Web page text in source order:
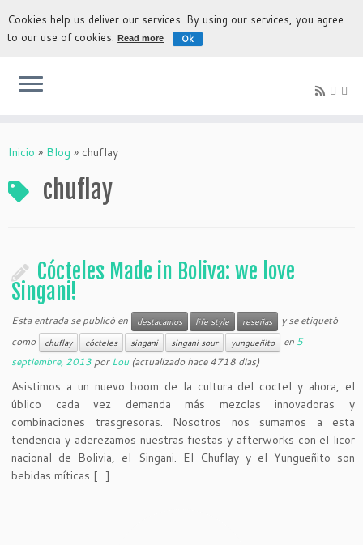
La experiencia más auténtica para descubrir Bolivia
Inicio » Blog » chuflay
chuflay
Cócteles Made in Boliva: we love
Singani!
Esta entrada se publicó en destacamos life style reseñas
y se etiquetó
como
chuflay cócteles singani singani sour yungueñito en 5
septiembre, 2013 porLou(actualizado hace 4718 dias)
Asistimos a un nuevo boom de la cultura del coctel y ahora, el
úblico cada vez demanda más mezclas innovadoras y
combinaciones trasgresoras. Nosotros nos sumamos a esta
tendencia y aderezamos nuestras fiestas y afterworks con el licor
nacional de Bolivia, el Singani. El Chuflay y el Yungueñito son
bebidas míticas […]
Cookies help us deliver our services. By using our services, you agree
to our use of cookies.Read more Ok